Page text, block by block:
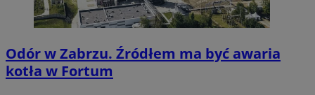
Odór w Zabrzu. Źródłem ma być awaria
kotła w Fortum